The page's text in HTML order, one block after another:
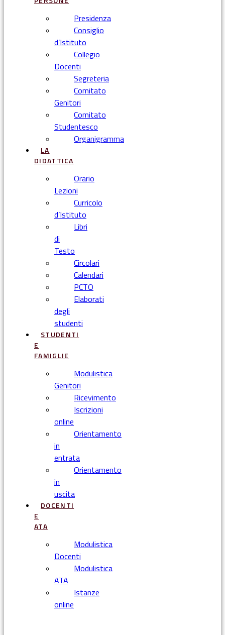
Presidenza
Consiglio
d’Istituto
Collegio
Docenti
Segreteria
Comitato
Genitori
Comitato
Studentesco
Organigramma
LA
DIDATTICA
Orario
Lezioni
Curricolo
d’Istituto
Libri
di
Testo
Circolari
Calendari
PCTO
Elaborati
degli
studenti
STUDENTI
E
FAMIGLIE
Modulistica
Genitori
Ricevimento
Iscrizioni
online
Orientamento
in
entrata
Orientamento
in
uscita
DOCENTI
E
ATA
Modulistica
Docenti
Modulistica
ATA
Istanze
online